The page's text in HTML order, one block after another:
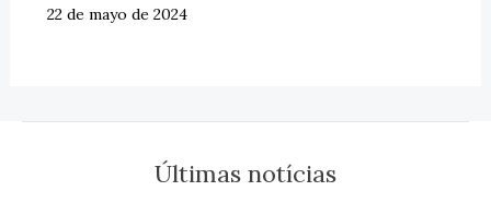
22 de mayo de 2024
Últimas notícias